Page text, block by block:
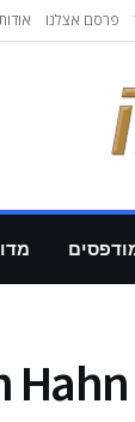
פרסם אצלנו